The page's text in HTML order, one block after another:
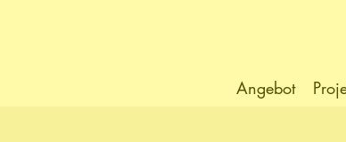
Angebot